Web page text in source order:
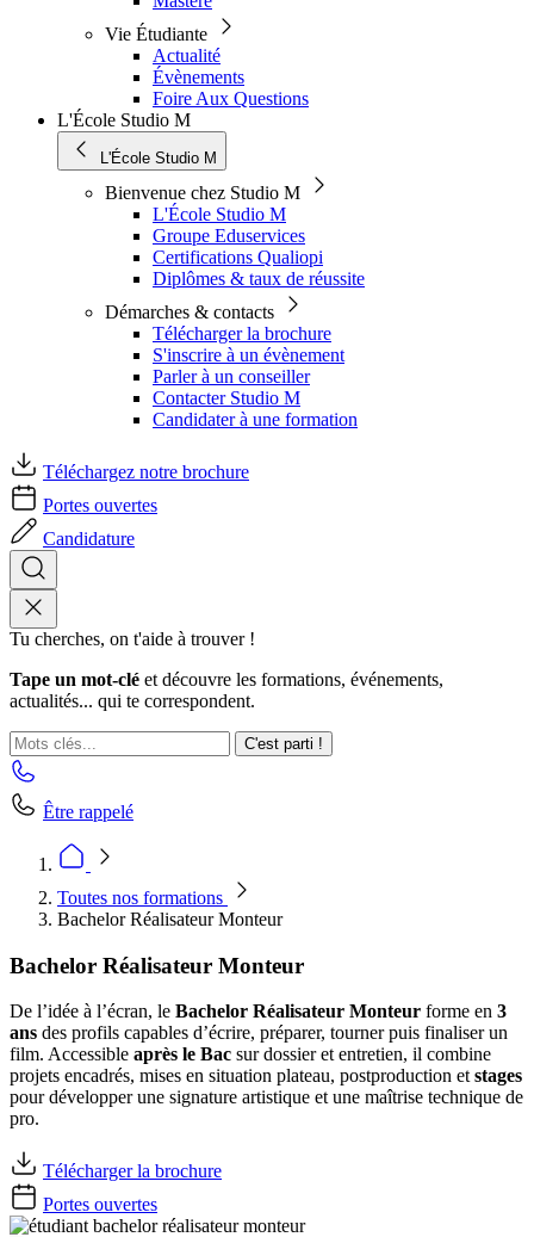
Vie Étudiante
Actualité
Évènements
Foire Aux Questions
L'École Studio M
L'École Studio M
Bienvenue chez Studio M
L'École Studio M
Groupe Eduservices
Certifications Qualiopi
Diplômes & taux de réussite
Démarches & contacts
Télécharger la brochure
S'inscrire à un évènement
Parler à un conseiller
Contacter Studio M
Candidater à une formation
Téléchargez notre brochure
Portes ouvertes
Candidature
Tu cherches, on t'aide à trouver !
Tape un mot-clé et découvre les formations, événements,
actualités... qui te correspondent.
C'est parti !
Être rappelé
Toutes nos formations
Bachelor Réalisateur Monteur
Bachelor Réalisateur Monteur
De l’idée à l’écran, le Bachelor Réalisateur Monteur forme en 3
ans des profils capables d’écrire, préparer, tourner puis finaliser un
film. Accessible après le Bac sur dossier et entretien, il combine
projets encadrés, mises en situation plateau, postproduction etstages
pour développer une signature artistique et une maîtrise technique de
pro.
Télécharger la brochure
Portes ouvertes